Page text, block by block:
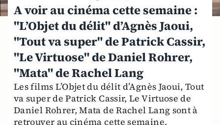
A voir au cinéma cette semaine :
"L’Objet du délit" d’Agnès Jaoui,
"Tout va super" de Patrick Cassir,
"Le Virtuose" de Daniel Rohrer,
"Mata" de Rachel Lang
Les films L’Objet du délit d’Agnès Jaoui, Tout
va super de Patrick Cassir, Le Virtuose de
Daniel Rohrer, Mata de Rachel Lang sont à
retrouver au cinéma cette semaine.